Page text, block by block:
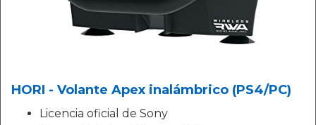
HORI - Volante Apex inalámbrico (PS4/PC)
Licencia oficial de Sony